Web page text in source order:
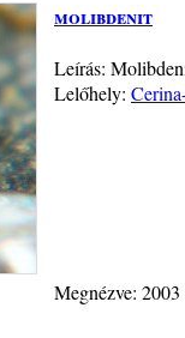
molibdenit
Leírás:
Lelőhely:
Megnézve: